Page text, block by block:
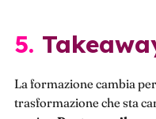
5.
La formazione cambia
trasformazione che sta